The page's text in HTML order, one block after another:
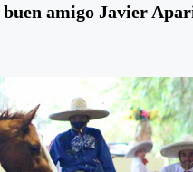
amigo Javier